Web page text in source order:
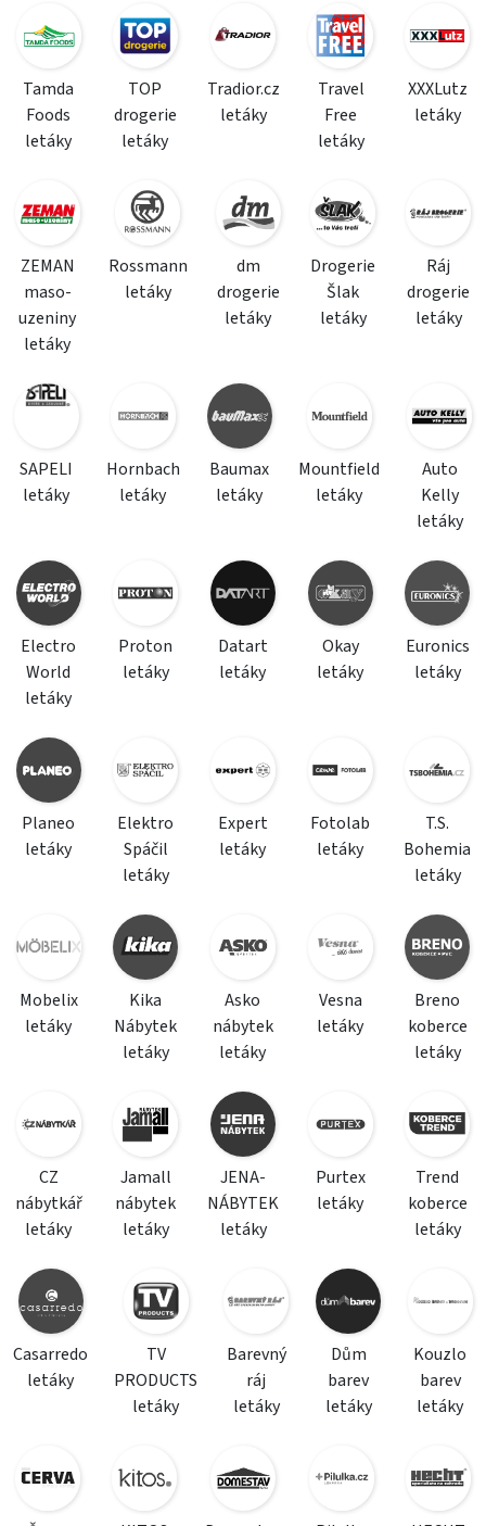
Tamda
Foods
letáky
TOP
drogerie
letáky
Tradior.cz
letáky
Travel
Free
letáky
XXXLutz
letáky
ZEMAN
maso-
uzeniny
letáky
Rossmann
letáky
dm
drogerie
letáky
Drogerie
Šlak
letáky
Ráj
drogerie
letáky
SAPELI
letáky
Hornbach
letáky
Baumax
letáky
Mountfield
letáky
Auto
Kelly
letáky
Electro
World
letáky
Proton
letáky
Datart
letáky
Okay
letáky
Euronics
letáky
Planeo
letáky
Elektro
Spáčil
letáky
Expert
letáky
Fotolab
letáky
T.S.
Bohemia
letáky
Mobelix
letáky
Kika
Nábytek
letáky
Asko
nábytek
letáky
Vesna
letáky
Breno
koberce
letáky
CZ
nábytkář
letáky
Jamall
nábytek
letáky
JENA-
NÁBYTEK
letáky
Purtex
letáky
Trend
koberce
letáky
Casarredo
letáky
TV
PRODUCTS
letáky
Barevný
ráj
letáky
Dům
barev
letáky
Kouzlo
barev
letáky